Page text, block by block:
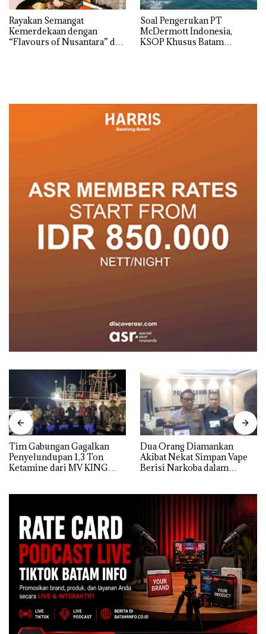
Rayakan Semangat
Kemerdekaan dengan
“Flavours of Nusantara” di
‎Soal Pengerukan PT
McDermott Indonesia,
KSOP Khusus Batam
Tim Gabungan Gagalkan
Penyelundupan 1,3 Ton
Ketamine dari MV KING
Dua Orang Diamankan
Akibat Nekat Simpan Vape
Berisi Narkoba dalam